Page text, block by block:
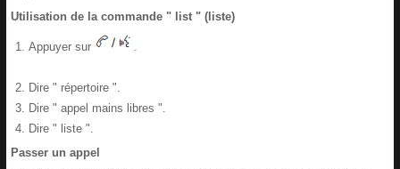
Utilisation de la commande " list " (liste)
Appuyer sur .
Dire " répertoire ".
Dire " appel mains libres ".
Dire " liste ".
Passer un appel